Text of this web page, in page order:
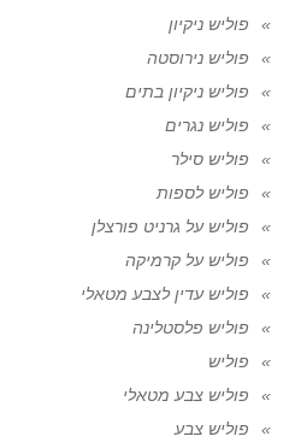
פוליש ניקיון
פוליש נירוסטה
פוליש ניקיון בתים
פוליש נגרים
פוליש סילר
פוליש לספות
פוליש על גרניט פורצלן
פוליש על קרמיקה
פוליש עדין לצבע מטאלי
פוליש פלסטלינה
פוליש
פוליש צבע מטאלי
פוליש צבע